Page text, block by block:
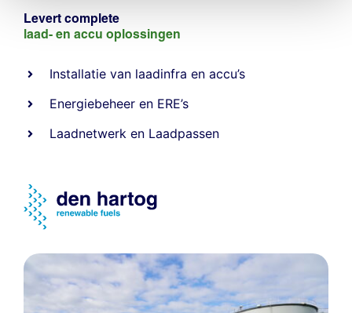
Levert complete
laad- en accu oplossingen
Installatie van laadinfra en accu’s
Energiebeheer en ERE’s
Laadnetwerk en Laadpassen